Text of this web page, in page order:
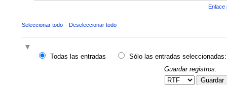
Enlace
Seleccionar todo Deseleccionar todo
Todas las entradas
Sólo las entradas seleccionadas:
Guardar registros:
Guardar